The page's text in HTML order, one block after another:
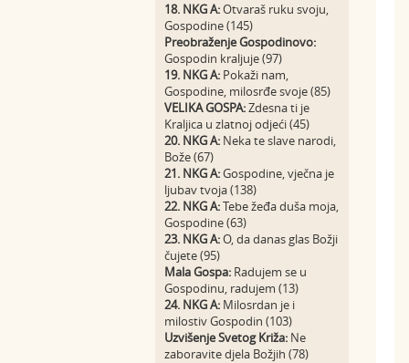
18. NKG A:Otvaraš ruku svoju,
Gospodine (145)
Preobraženje Gospodinovo:
Gospodin kraljuje (97)
19. NKG A: Pokaži nam,
Gospodine, milosrđe svoje (85)
VELIKA GOSPA:Zdesna ti je
Kraljica u zlatnoj odjeći (45)
20. NKG A: Neka te slave narodi,
Bože (67)
21. NKG A:Gospodine, vječna je
ljubav tvoja (138)
22. NKG A:Tebe žeđa duša moja,
Gospodine (63)
23. NKG A:O, da danas glas Božji
čujete (95)
Mala Gospa: Radujem se u
Gospodinu, radujem (13)
24. NKG A: Milosrdan je i
milostiv Gospodin (103)
Uzvišenje Svetog Križa: Ne
zaboravite djela Božjih (78)